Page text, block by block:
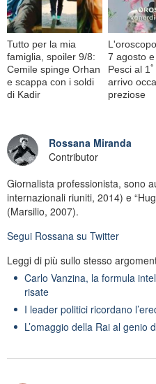
Tutto per la mia
famiglia, spoiler 9/8:
Cemile spinge Orhan
e scappa con i soldi
di Kadir
7 agosto
Pesci al 1
arrivo
preziose
Rossana Miranda
Contributor
Giornalista professionista, sono
internazionali riuniti, 2014) e
(Marsilio, 2007).
Segui Rossana su Twitter
Leggi di più sullo stesso
Carlo Vanzina, la formula
risate
I leader politici ricordano
L’omaggio della Rai al genio